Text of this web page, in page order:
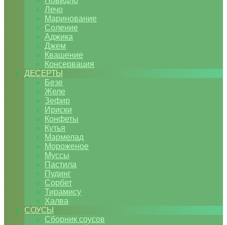
Лечо
Маринование
Соление
Аджика
Джем
Квашение
Консервация
ДЕСЕРТЫ
Безе
Желе
Зефир
Ириски
Конфеты
Кутья
Мармелад
Мороженое
Муссы
Пастила
Пудинг
Сорбет
Тирамису
Халва
СОУСЫ
Сборник соусов